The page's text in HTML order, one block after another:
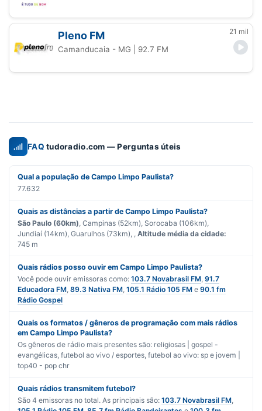
Pleno FM 21 mil
Camanducaia - MG | 92.7 FM
FAQ tudoradio.com — Perguntas úteis
Qual a população de Campo Limpo Paulista?
77.632
Quais as distâncias a partir de Campo Limpo Paulista?
São Paulo (60km) , Campinas (52km), Sorocaba (106km),
Jundiaí (14km), Guarulhos (73km), , Altitude média da cidade:
745 m
Quais rádios posso ouvir em Campo Limpo Paulista?
Você pode ouvir emissoras como: 103.7 Novabrasil FM 91.7
Educadora FM 89.3 Nativa FM 105.1 Rádio 105 FM e 90.1 fm
Rádio Gospel
Quais os formatos / gêneros de programação com mais rádios
em Campo Limpo Paulista?
Os gêneros de rádio mais presentes são: religiosas | gospel -
evangélicas futebol ao vivo / esportes futebol ao vivo: sp e jovem |
top40 - pop chr
Quais rádios transmitem futebol?
São 4 emissoras no total. As principais são: 103.7 Novabrasil FM